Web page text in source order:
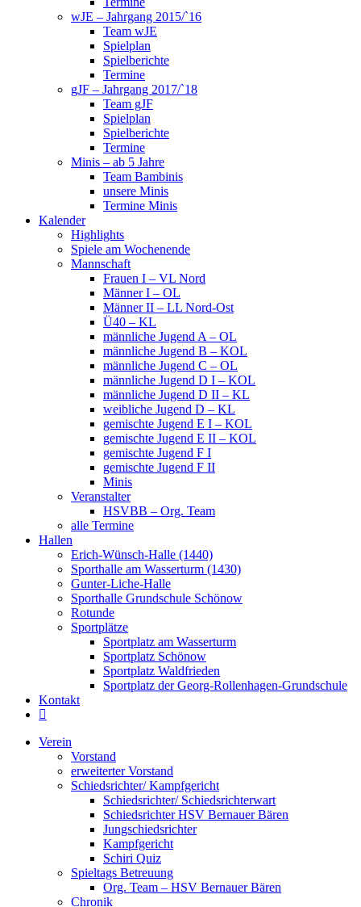
wJE – Jahrgang 2015/`16
Team wJE
Spielplan
Spielberichte
Termine
gJF – Jahrgang 2017/`18
Team gJF
Spielplan
Spielberichte
Termine
Minis – ab 5 Jahre
Team Bambinis
unsere Minis
Termine Minis
Kalender
Highlights
Spiele am Wochenende
Mannschaft
Frauen I – VL Nord
Männer I – OL
Männer II – LL Nord-Ost
Ü40 – KL
männliche Jugend A – OL
männliche Jugend B – KOL
männliche Jugend C – OL
männliche Jugend D I – KOL
männliche Jugend D II – KL
weibliche Jugend D – KL
gemischte Jugend E I – KOL
gemischte Jugend E II – KOL
gemischte Jugend F I
gemischte Jugend F II
Minis
Veranstalter
HSVBB – Org. Team
alle Termine
Hallen
Erich-Wünsch-Halle (1440)
Sporthalle am Wasserturm (1430)
Gunter-Liche-Halle
Sporthalle Grundschule Schönow
Rotunde
Sportplätze
Sportplatz am Wasserturm
Sportplatz Schönow
Sportplatz Waldfrieden
Sportplatz der Georg-Rollenhagen-Grundschule
Kontakt
Verein
Vorstand
erweiterter Vorstand
Schiedsrichter/ Kampfgericht
Schiedsrichter/ Schiedsrichterwart
Schiedsrichter HSV Bernauer Bären
Jungschiedsrichter
Kampfgericht
Schiri Quiz
Spieltags Betreuung
Org. Team – HSV Bernauer Bären
Chronik